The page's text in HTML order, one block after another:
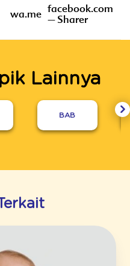
wa.me facebook.com
– Sharer
Lainnya
BAB